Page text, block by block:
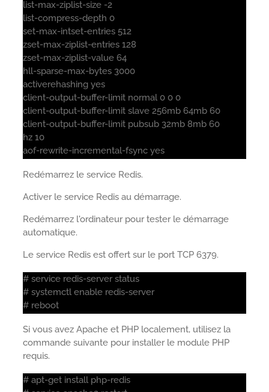
list-max-ziplist-size -2
list-compress-depth 0
set-max-intset-entries 512
zset-max-ziplist-entries 128
zset-max-ziplist-value 64
hll-sparse-max-bytes 3000
activerehashing yes
client-output-buffer-limit normal 0 0 0
client-output-buffer-limit slave 256mb 64mb 60
client-output-buffer-limit pubsub 32mb 8mb 60
hz 10
aof-rewrite-incremental-fsync yes
Redémarrez le service Redis.
Activer le service Redis au démarrage.
Redémarrez l'ordinateur pour tester le démarrage
automatique.
Le service Redis est offert sur le port TCP 6379.
# service redis-server status
# systemctl enable redis-server
# reboot
Si vous avez Apache et PHP localement, utilisez la
commande suivante pour installer le module PHP
requis.
# apt-get install php-redis